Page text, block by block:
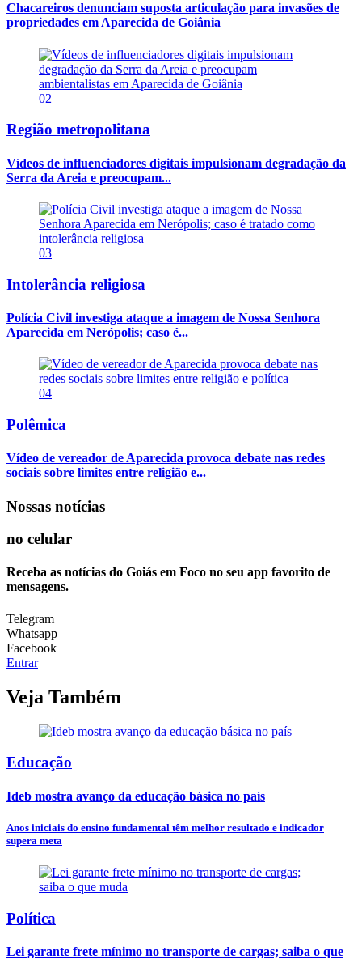
Chacareiros denunciam suposta articulação para invasões de
propriedades em Aparecida de Goiânia
02
Região metropolitana
Vídeos de influenciadores digitais impulsionam degradação da
Serra da Areia e preocupam...
03
Intolerância religiosa
Polícia Civil investiga ataque a imagem de Nossa Senhora
Aparecida em Nerópolis; caso é...
04
Polêmica
Vídeo de vereador de Aparecida provoca debate nas redes
sociais sobre limites entre religião e...
Nossas notícias
no celular
Receba as notícias do Goiás em Foco no seu app favorito de
mensagens.
Telegram
Whatsapp
Facebook
Entrar
Veja Também
Educação
Ideb mostra avanço da educação básica no país
Anos iniciais do ensino fundamental têm melhor resultado e indicador
supera meta
Política
Lei garante frete mínimo no transporte de cargas; saiba o que